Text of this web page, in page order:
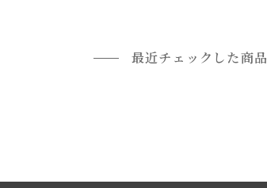
最近チェックした商品